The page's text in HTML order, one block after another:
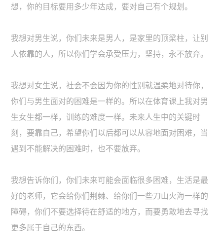
想，你的目标要用多少年达成，要对自己有个规划。
我想对男生说，你们未来是男人，是家里的顶梁柱，让别
人依靠的人，所以你们学会承受压力，坚持，永不放弃。
我想对女生说，社会不会因为你的性别就温柔地对待你，
你们与男生面对的困难是一样的。所以在体育课上我对男
生女生都一样，训练的难度一样。未来人生中的关键时
刻，要靠自己，希望你们以后都可以从容地面对困难，当
遇到不能解决的困难时，也不要放弃。
我想告诉你们，你们未来可能会面临很多困难，生活是最
好的老师，它会给你们荆棘、给你们一些刀山火海一样的
障碍，你们不要选择待在舒适的地方，而要勇敢地去寻找
更多属于自己的东西。